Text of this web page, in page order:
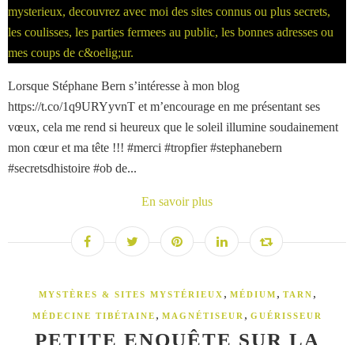
Lorsque Stéphane Bern s’intéresse à mon blog
https://t.co/1q9URYyvnT et m’encourage en me présentant ses
vœux, cela me rend si heureux que le soleil illumine soudainement
mon cœur et ma tête !!! #merci #tropfier #stephanebern
#secretsdhistoire #ob de...
En savoir plus
MYSTÈRES & SITES MYSTÉRIEUX , MÉDIUM , TARN ,
MÉDECINE TIBÉTAINE , MAGNÉTISEUR , GUÉRISSEUR
PETITE ENQUÊTE SUR LA